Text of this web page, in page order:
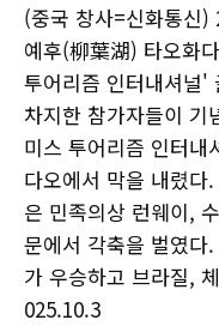
(중국 창사=신화통신
예후(柳葉湖) 타오화
투어리즘 인터내셔널'
차지한 참가자들이
미스 투어리즘 인터
다오에서 막을 내렸
은 민족의상 런웨이,
문에서 각축을 벌였다
가 우승하고 브라질,
025.10.3